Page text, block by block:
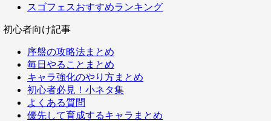
スゴフェスおすすめランキング
初心者向け記事
序盤の攻略法まとめ
毎日やることまとめ
キャラ強化のやり方まとめ
初心者必見！小ネタ集
よくある質問
優先して育成するキャラまとめ